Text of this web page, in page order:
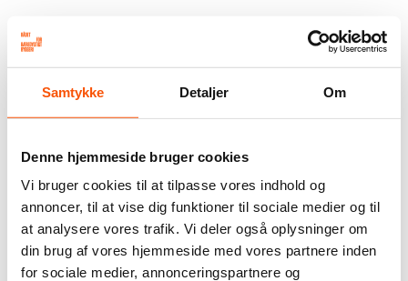
Samtykke Detaljer Om
Denne hjemmeside bruger cookies
Vi bruger cookies til at tilpasse vores indhold og
annoncer, til at vise dig funktioner til sociale medier og til
at analysere vores trafik. Vi deler også oplysninger om
din brug af vores hjemmeside med vores partnere inden
for sociale medier, annonceringspartnere og